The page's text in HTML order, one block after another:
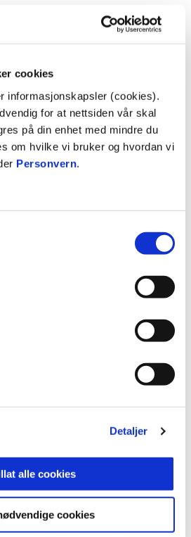
cookies
informasjonskapsler (cookies).
for at nettsiden vår skal
på din enhet med mindre du
om hvilke vi bruker og hvordan vi
Personvern.
Detaljer
alle cookies
cookies
ROBUSTHET I NORSKE
PARTNER TIL ELITESERIEN